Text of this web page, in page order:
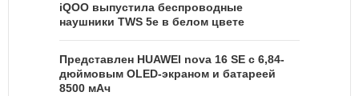
iQOO выпустила беспроводные
наушники TWS 5e в белом цвете
Представлен HUAWEI nova 16 SE с 6,84-
дюймовым OLED-экраном и батареей
8500 мАч